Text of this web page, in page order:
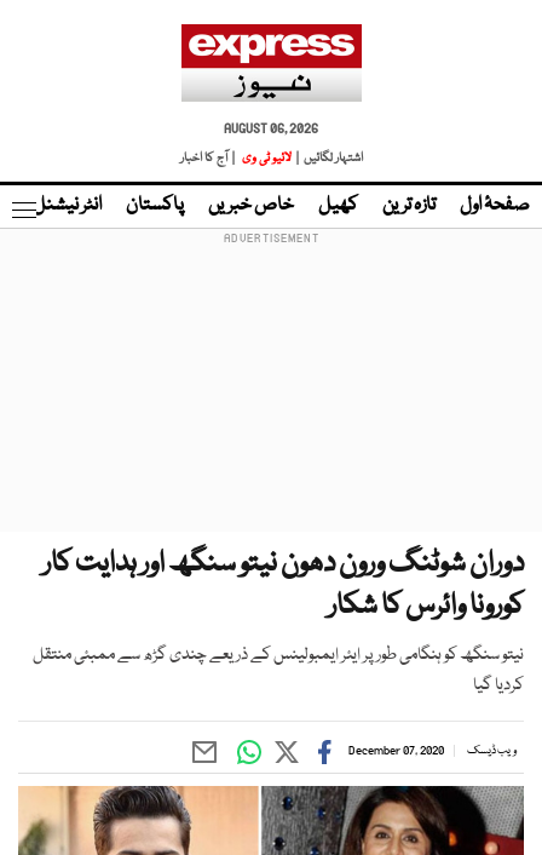
AUGUST 06, 2026
اشتہار لگائیں |
لائیو ٹی وی | آج کا اخبار
صفحۂ اول تازہ ترین کھیل خاص خبریں پاکستان انٹر نیشنل
دوران شوٹنگ ورون دھون نیتو سنگھ اور ہدایت کار
کورونا وائرس کا شکار
نیتو سنگھ کو ہنگامی طور پر ایئر ایمبولینس کے ذریعے چندی گڑھ سے ممبئی منتقل
کردیا گیا
ویب ڈیسک December 07, 2020